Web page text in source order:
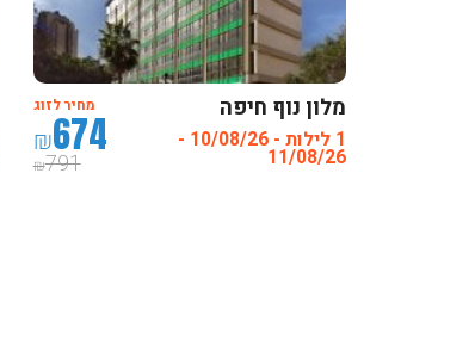
מלון נוף חיפה
1 לילות - 10/08/26 -
11/08/26
מחיר לזוג
₪674
₪791